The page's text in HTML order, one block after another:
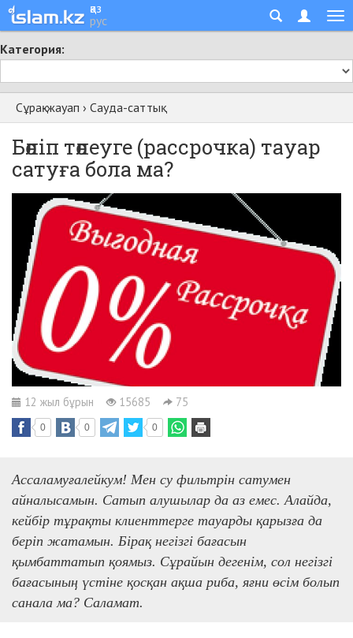
қаз
рус
Категория:
Сұрақ-жауап › Сауда-саттық
Бөліп төлеуге (рассрочка) тауар
сатуға бола ма?
12 жыл бұрын 15685 75
0 0 0
Ассаламуғалейкум! Мен су фильтрін сатумен
айналысамын. Сатып алушылар да аз емес. Алайда,
кейбір тұрақты клиенттерге тауарды қарызға да
беріп жатамын. Бірақ негізгі бағасын
қымбаттатып қоямыз. Сұрайын дегенім, сол негізгі
бағасының үстіне қосқан ақша риба, яғни өсім болып
санала ма? Саламат.